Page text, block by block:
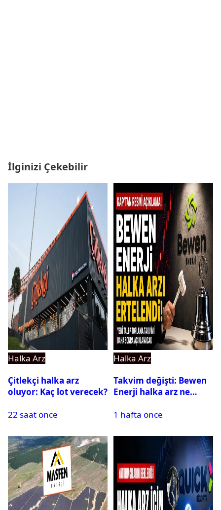
İlginizi Çekebilir
Halka Arz
Çitlekçi halka arz
oluyor: Kaç lot verecek?
22 saat önce
Halka Arz
Takvim değişti: Bewen
Enerji halka arz ne
1 hafta önce